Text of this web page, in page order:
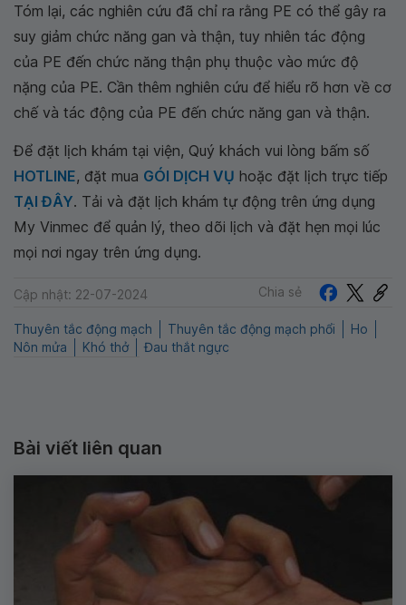
Tóm lại, các nghiên cứu đã chỉ ra rằng PE có thể gây ra
suy giảm chức năng gan và thận, tuy nhiên tác động
của PE đến chức năng thận phụ thuộc vào mức độ
nặng của PE. Cần thêm nghiên cứu để hiểu rõ hơn về cơ
chế và tác động của PE đến chức năng gan và thận.
Để đặt lịch khám tại viện, Quý khách vui lòng bấm số
HOTLINE, đặt mua GÓI DỊCH VỤ hoặc đặt lịch trực tiếp
TẠI ĐÂY. Tải và đặt lịch khám tự động trên ứng dụng
My Vinmec để quản lý, theo dõi lịch và đặt hẹn mọi lúc
mọi nơi ngay trên ứng dụng.
Cập nhật: 22-07-2024 Chia sẻ
Thuyên tắc động mạch Thuyên tắc động mạch phổi
Ho
Nôn mửa
Khó thở Đau thắt ngực
Bài viết liên quan